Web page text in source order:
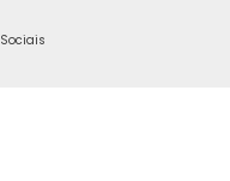
Sociais